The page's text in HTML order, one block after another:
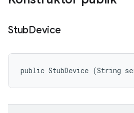
StubDevice
public StubDevice (String